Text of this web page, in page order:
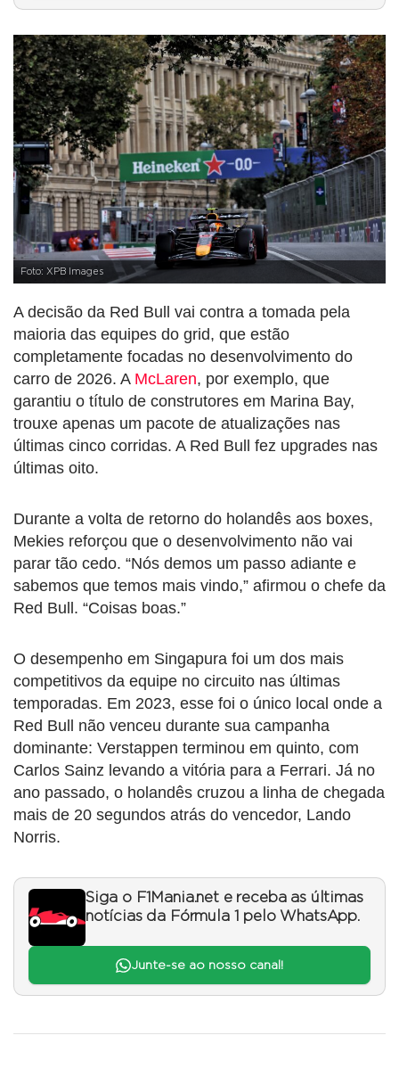
Foto: XPB Images
A decisão da Red Bull vai contra a tomada pela
maioria das equipes do grid, que estão
completamente focadas no desenvolvimento do
carro de 2026. A McLaren, por exemplo, que
garantiu o título de construtores em Marina Bay,
trouxe apenas um pacote de atualizações nas
últimas cinco corridas. A Red Bull fez upgrades nas
últimas oito.
Durante a volta de retorno do holandês aos boxes,
Mekies reforçou que o desenvolvimento não vai
parar tão cedo. “Nós demos um passo adiante e
sabemos que temos mais vindo,” afirmou o chefe da
Red Bull. “Coisas boas.”
O desempenho em Singapura foi um dos mais
competitivos da equipe no circuito nas últimas
temporadas. Em 2023, esse foi o único local onde a
Red Bull não venceu durante sua campanha
dominante: Verstappen terminou em quinto, com
Carlos Sainz levando a vitória para a Ferrari. Já no
ano passado, o holandês cruzou a linha de chegada
mais de 20 segundos atrás do vencedor, Lando
Norris.
Siga o F1Mania.net e receba as últimas
notícias da Fórmula 1 pelo WhatsApp.
Junte-se ao nosso canal!